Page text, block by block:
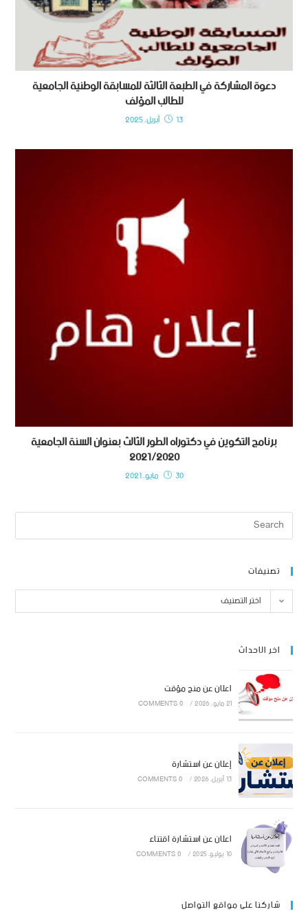
دعوة المشاركة في الطبعة الثالثة للمسابقة الوطنية الجامعية
للطالب المؤلف
13 أبريل، 2025
برنامج التكوين في دكتوراه الطور الثالث بعنوان السنة الجامعية
2021/2020
30 مايو، 2021
تصنيفات
اختر التصنيف
اخر الاحداث
اعلان عن منح مؤقت
21 مايو، 2026 /
0 COMMENTS
إعلان عن استشارة
13 أبريل، 2026 /
0 COMMENTS
اعلان عن استشارة اقتناء
10 يوليو، 2025 /
0 COMMENTS
شاركنا على مواقع التواصل